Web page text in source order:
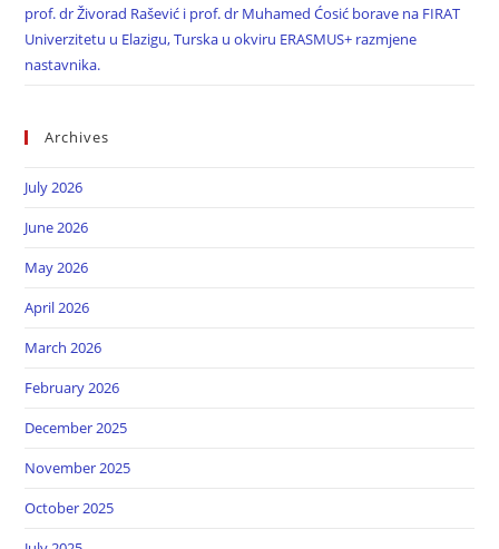
prof. dr Živorad Rašević i prof. dr Muhamed Ćosić borave na FIRAT
Univerzitetu u Elazigu, Turska u okviru ERASMUS+ razmjene
nastavnika.
Archives
July 2026
June 2026
May 2026
April 2026
March 2026
February 2026
December 2025
November 2025
October 2025